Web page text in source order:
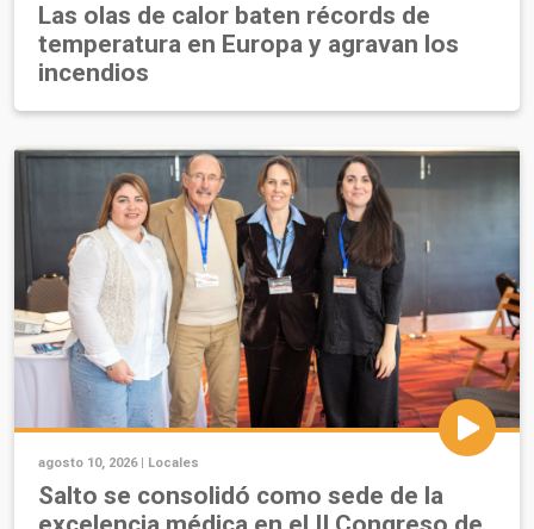
Las olas de calor baten récords de
temperatura en Europa y agravan los
incendios
agosto 10, 2026 | Locales
Salto se consolidó como sede de la